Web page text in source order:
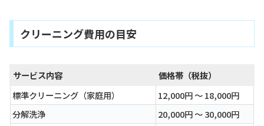
クリーニング費用の目安
サービス内容
価格帯（税抜）
標準クリーニング（家庭用）
12,000円 〜 18,000円
分解洗浄
20,000円 〜 30,000円